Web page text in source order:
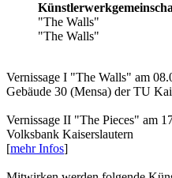
"The Walls"
"The Walls"
Vernissage I "The Walls" am
Gebäude 30 (Mensa) der TU
Vernissage II "The Pieces" am
Volksbank Kaiserslautern
[mehr Infos]